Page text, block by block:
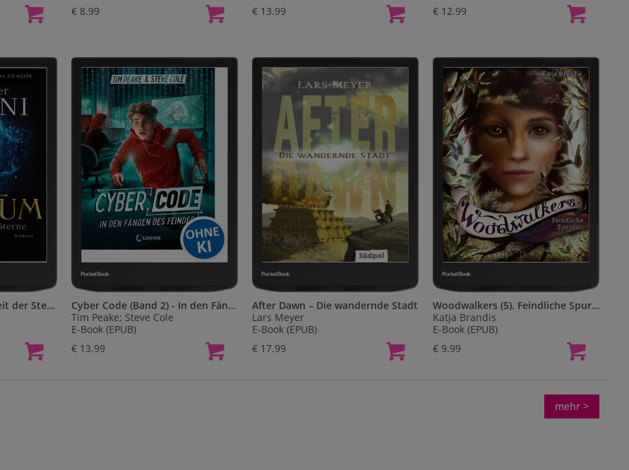
€ 8.99
€ 13.99
€ 12.99
INFINITUM - Die Ewigkeit der Sterne
Cyber Code (Band 2) - In den Fängen des Feindes
Tim Peake; Steve Cole
E-Book (EPUB)
€ 13.99
After Dawn – Die wandernde Stadt
Lars Meyer
E-Book (EPUB)
€ 17.99
Woodwalkers (5). Feindliche Spuren
Katja Brandis
E-Book (EPUB)
€ 9.99
mehr >